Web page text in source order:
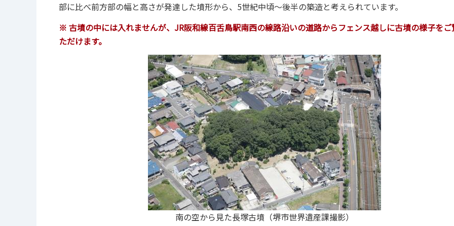
部に比べ前方部の幅と高さが発達した墳形から、5世紀中頃～後半の築造と考えられています。
※ 古墳の中には入れませんが、JR阪和線百舌鳥駅南西の線路沿いの道路からフェンス越しに古墳の様子をご
ただけます。
南の空から見た長塚古墳（堺市世界遺産課撮影）